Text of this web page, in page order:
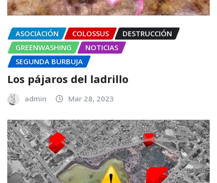
ASOCIACIÓN COLOSSUS
DESTRUCCIÓN
GREENWASHING
NOTICIAS
SEGUNDA BURBUJA
Los pájaros del ladrillo
admin Mar 28, 2023